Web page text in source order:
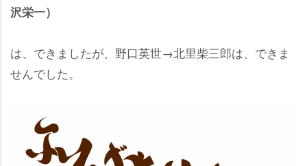
沢栄一）
は、できましたが、野口英世→北里柴三郎は、できま
せんでした。